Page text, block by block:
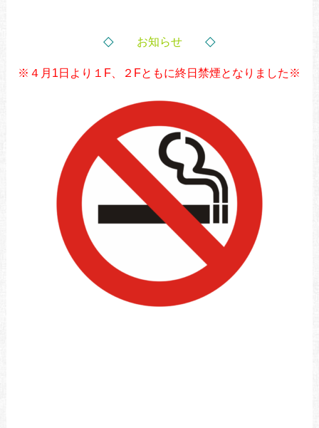
◇お知らせ ◇
※４月1日より１F、２Fともに終日禁煙となりました※